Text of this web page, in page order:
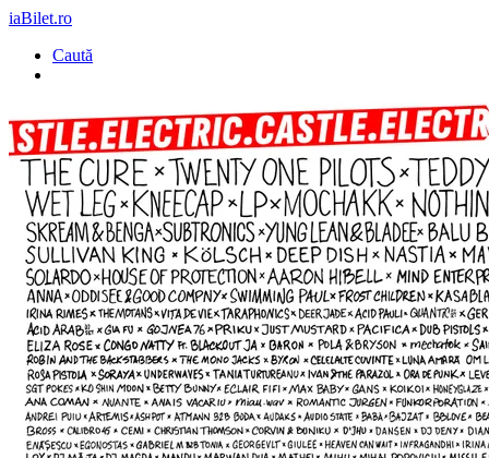
iaBilet.ro
Caută